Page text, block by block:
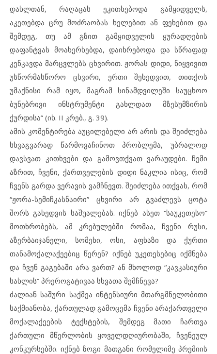
დახლთან, რაღაცას ეკითხებოდა გამყიდველს,
აკეთებდა ცრუ მოძრაობას ხელებით ან ფეხებით და
შემდეგ, თუ ამ გზით გამყიდველის ყურადღების
დაფანტვას მოახერხებდა, დაიხრებოდა და სწრაფად
კენკავდა მარცვლებს ცხვირით. ჟორას დიდი, ნიყვივით
უსწორმასწორო ცხვირი, ერთი შეხედვით, თითქოს
უმაქნისი რამ იყო, მაგრამ სინამდვილეში საუცხოო
ბუნებრივი ინსტრუმენტი გახლდათ მზესუმზირის
ქურდისა” (იხ. II კრებ., გ. 39).
ამის კომენტირება აუცილებელი არ არის და შეიძლება
სხვაგვარად წარმოვაჩინოთ პრობლემა, უბრალოდ
დავსვათ კითხვები და გამოვთქვათ ვარაუდები. ჩემი
აზრით, ჩვენი, ქართველების დიდი ნაკლია ისიც, რომ
ჩვენს გარდა ვერავის ვამჩნევთ. შეიძლება ითქვას, რომ
“ჟორა-სემიჩკასნაირი” ცხვირი არ გვაძლევს ცოტა
შორს გახედვის საშუალებას. იქნებ ასეთ “საუკეთესო”
მოთხრობებს, ამ კრებულებში რომაა, ჩვენი რუსი,
აზერბაიჯანელი, სომეხი, ოსი, აფხაზი და ქურთი
თანამოქალაქეებიც წერენ? იქნებ უკეთესებიც იქმნება
და ჩვენ გაგებაში არა ვართ? ან მხოლოდ “კავკასიური
სახლის” პრეროგატივაა სხვათა შემჩნევა?
ძალიან საშური საქმეა ინტენსიური მთარგმნელობითი
საქმიანობა, ქართულად გამოცემა ჩვენი არაქართველი
მოქალაქეების ტექსტების, შემდეგ მათი ჩართვა
ქართული მწერლობის ყოველდღიურობაში, ჩვენეულ
კონკურსებში. იქნებ ზოგი მათგანი რომელიმე პრემიის